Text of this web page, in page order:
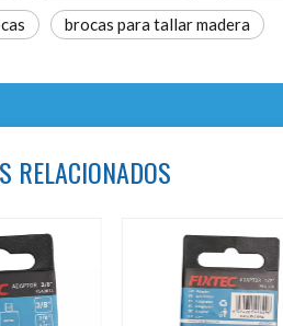
brocas para tallar madera
RELACIONADOS